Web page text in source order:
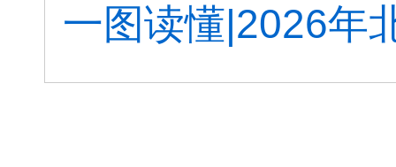
一图读懂|2026年